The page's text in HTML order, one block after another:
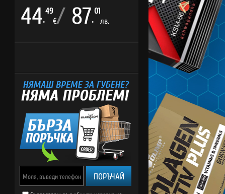
44.
49
€/ 87.
01
лв.
ПОРЪЧАЙ